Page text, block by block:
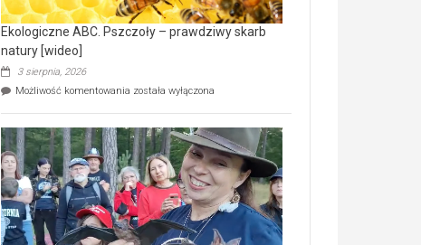
oczyszczalni
ścieków
[wideo]
Ekologiczne ABC. Pszczoły – prawdziwy skarb
natury [wideo]
3 sierpnia, 2026
Możliwość komentowania Ekologiczne
–
prawdziwy
skarb
natury
[wideo]
została wyłączona